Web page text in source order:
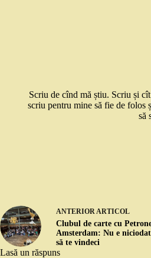
Scriu de cînd mă știu. Scriu și
scriu pentru mine să fie de folos
să
ANTERIOR ARTICOL
Clubul de carte cu
Amsterdam: Nu e
să te vindeci
Lasă un răspuns